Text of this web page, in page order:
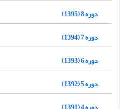
دوره 8 (1395)
دوره 7 (1394)
دوره 6 (1393)
دوره 5 (1392)